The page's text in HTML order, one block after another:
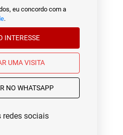
eu concordo com a
.
TENHO INTERESSE
AGENDAR UMA VISITA
NO WHATSAPP
redes sociais